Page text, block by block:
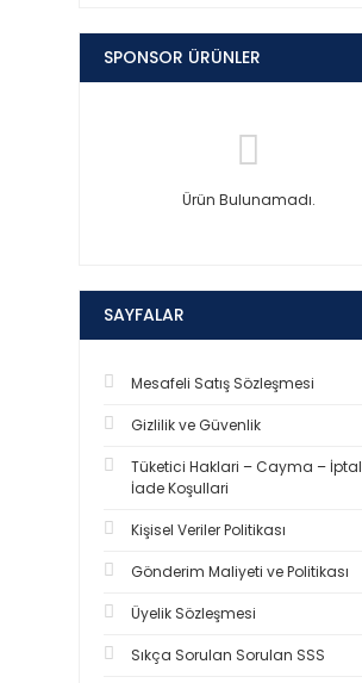
SPONSOR ÜRÜNLER
Ürün Bulunamadı.
SAYFALAR
Mesafeli Satış Sözleşmesi
Gizlilik ve Güvenlik
Tüketici Haklari – Cayma – İptal
İade Koşullari
Kişisel Veriler Politikası
Gönderim Maliyeti ve Politikası
Üyelik Sözleşmesi
Sıkça Sorulan Sorulan SSS